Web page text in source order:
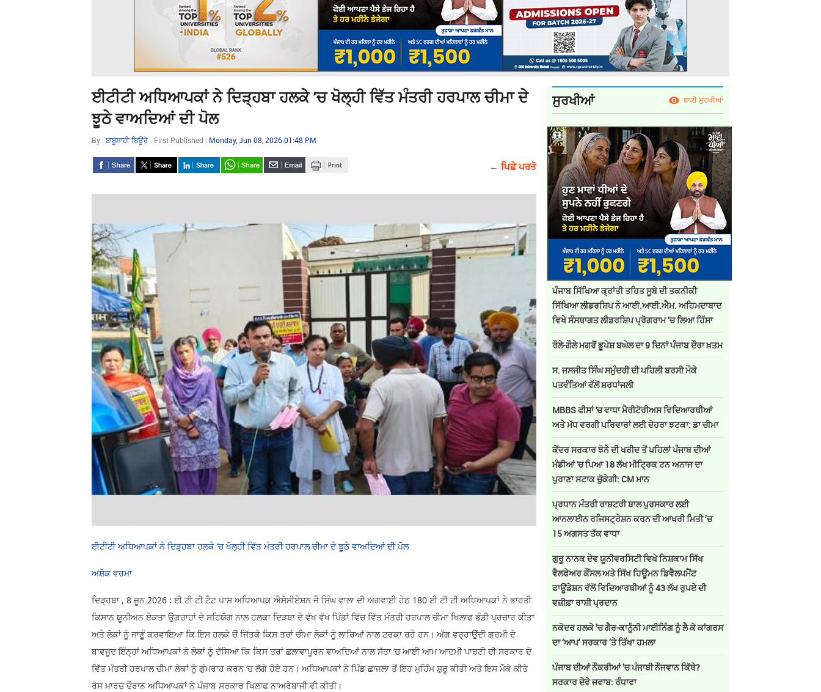
ਈਟੀਟੀ ਅਧਿਆਪਕਾਂ ਨੇ ਦਿੜ੍ਹਬਾ ਹਲਕੇ ’ਚ ਖੋਲ੍ਹੀ ਵਿੱਤ ਮੰਤਰੀ ਹਰਪਾਲ ਚੀਮਾ ਦੇ
ਝੂਠੇ ਵਾਅਦਿਆਂ ਦੀ ਪੋਲ
By : ਬਾਬੂਸ਼ਾਹੀ ਬਿਊਰੋ First Published : Monday, Jun 08, 2026 01:48 PM
← ਪਿਛੇ ਪਰਤੋ
ਈਟੀਟੀ ਅਧਿਆਪਕਾਂ ਨੇ ਦਿੜ੍ਹਬਾ ਹਲਕੇ ’ਚ ਖੋਲ੍ਹੀ ਵਿੱਤ ਮੰਤਰੀ ਹਰਪਾਲ ਚੀਮਾ ਦੇ ਝੂਠੇ ਵਾਅਦਿਆਂ ਦੀ ਪੋਲ
ਅਸ਼ੋਕ ਵਰਮਾ
ਦਿੜ੍ਹਬਾ , 8 ਜੂਨ 2026 : ਈ ਟੀ ਟੀ ਟੈਟ ਪਾਸ ਅਧਿਆਪਕ ਐਸੋਸੀਏਸ਼ਨ ਜੈ ਸਿੰਘ ਵਾਲਾ ਦੀ ਅਗਵਾਈ ਹੇਠ 180 ਈ ਟੀ ਟੀ ਅਧਿਆਪਕਾਂ ਨੇ ਭਾਰਤੀ
ਕਿਸਾਨ ਯੂਨੀਅਨ ਏਕਤਾ ਉਗਰਾਹਾਂ ਦੇ ਸਹਿਯੋਗ ਨਾਲ ਹਲਕਾ ਦਿੜਬਾ ਦੇ ਵੱਖ ਵੱਖ ਪਿੰਡਾਂ ਵਿੱਚ ਵਿੱਤ ਮੰਤਰੀ ਹਰਪਾਲ ਚੀਮਾ ਖਿਲਾਫ ਭੰਡੀ ਪ੍ਰਚਾਰ ਕੀਤਾ
ਅਤੇ ਲੋਕਾਂ ਨੂੰ ਜਾਣੂੰ ਕਰਵਾਇਆ ਕਿ ਇਸ ਹਲਕੇ ਚੋਂ ਜਿੱਤਕੇ ਕਿਸ ਤਰਾਂ ਚੀਮਾ ਲੋਕਾਂ ਨੂੰ ਲਾਰਿਆਂ ਨਾਲ ਟਰਕਾ ਰਹੇ ਹਨ। ਅੱਗ ਵਰ੍ਹਾਉਂਦੀ ਗਰਮੀ ਦੇ
ਬਾਵਜੂਦ ਇੰਨ੍ਹਾਂ ਅਧਿਆਪਕਾਂ ਨੇ ਲੋਕਾਂ ਨੂੰ ਦੱਸਿਆ ਕਿ ਕਿਸ ਤਰਾਂ ਛਲਾਵਾਪੂਰਨ ਵਾਅਦਿਆਂ ਨਾਲ ਸੱਤਾ ’ਚ ਆਈ ਆਮ ਆਦਮੀ ਪਾਰਟੀ ਦੀ ਸਰਕਾਰ ਦੇ
ਵਿੱਤ ਮੰਤਰੀ ਹਰਪਾਲ ਚੀਮਾ ਲੋਕਾਂ ਨੂੰ ਗੁੰਮਰਾਹ ਕਰਨ ’ਚ ਲੱਗੇ ਹੋਏ ਹਨ। ਅਧਿਆਪਕਾਂ ਨੇ ਪਿੰਡ ਛਾਜਲਾ ਤੋਂ ਇਹ ਮੁਹਿੰਮ ਸ਼ੁਰੂ ਕੀਤੀ ਅਤੇ ਇਸ ਮੌਕੇ ਕੀਤੇ
ਰੋਸ ਮਾਰਚ ਦੌਰਾਨ ਅਧਿਆਪਕਾਂ ਨੇ ਪੰਜਾਬ ਸਰਕਾਰ ਖਿਲਾਫ ਨਾਅਰੇਬਾਜੀ ਵੀ ਕੀਤੀ।
ਸੁਰਖੀਆਂ ਬਾਕੀ ਸੁਰਖੀਆਂ
ਪੰਜਾਬ ਸਿੱਖਿਆ ਕ੍ਰਾਂਤੀ ਤਹਿਤ ਸੂਬੇ ਦੀ ਤਕਨੀਕੀ
ਸਿੱਖਿਆ ਲੀਡਰਸ਼ਿਪ ਨੇ ਆਈ.ਆਈ.ਐਮ. ਅਹਿਮਦਾਬਾਦ
ਵਿਖੇ ਸੰਸਥਾਗਤ ਲੀਡਰਸ਼ਿਪ ਪ੍ਰੋਗਰਾਮ ‘ਚ ਲਿਆ ਹਿੱਸਾ
ਰੌਲੇ-ਗੌਲੇ ਮਗਰੋਂ ਭੂਪੇਸ਼ ਬਘੇਲ ਦਾ 9 ਦਿਨਾਂ ਪੰਜਾਬ ਦੌਰਾ ਖ਼ਤਮ
ਸ. ਜਸਜੀਤ ਸਿੰਘ ਸਮੁੰਦਰੀ ਦੀ ਪਹਿਲੀ ਬਰਸੀ ਮੌਕੇ
ਪਤਵੰਤਿਆਂ ਵੱਲੋਂ ਸ਼ਰਧਾਂਜਲੀ
MBBS ਫੀਸਾਂ 'ਚ ਵਾਧਾ ਮੈਰੀਟੋਰੀਅਸ ਵਿਦਿਆਰਥੀਆਂ
ਅਤੇ ਮੱਧ ਵਰਗੀ ਪਰਿਵਾਰਾਂ ਲਈ ਦੋਹਰਾ ਝਟਕਾ: ਡਾ ਚੀਮਾ
ਕੇਂਦਰ ਸਰਕਾਰ ਝੋਨੇ ਦੀ ਖਰੀਦ ਤੋਂ ਪਹਿਲਾਂ ਪੰਜਾਬ ਦੀਆਂ
ਮੰਡੀਆਂ 'ਚ ਪਿਆ 18 ਲੱਖ ਮੀਟ੍ਰਿਕ ਟਨ ਅਨਾਜ ਦਾ
ਪੁਰਾਣਾ ਸਟਾਕ ਚੁੱਕੇਗੀ: CM ਮਾਨ
ਪ੍ਰਧਾਨ ਮੰਤਰੀ ਰਾਸ਼ਟਰੀ ਬਾਲ ਪੁਰਸਕਾਰ ਲਈ
ਆਨਲਾਈਨ ਰਜਿਸਟ੍ਰੇਸ਼ਨ ਕਰਨ ਦੀ ਆਖਰੀ ਮਿਤੀ ’ਚ
15 ਅਗਸਤ ਤੱਕ ਵਾਧਾ
ਗੁਰੂ ਨਾਨਕ ਦੇਵ ਯੂਨੀਵਰਸਿਟੀ ਵਿਖੇ ਨਿਸ਼ਕਾਮ ਸਿੱਖ
ਵੈਲਫੇਅਰ ਕੌਂਸਲ ਅਤੇ ਸਿੱਖ ਹਿਊਮਨ ਡਿਵੈਲਪਮੈਂਟ
ਫਾਊਂਡੇਸ਼ਨ ਵੱਲੋਂ ਵਿਦਿਆਰਥੀਆਂ ਨੂੰ 43 ਲੱਖ ਰੁਪਏ ਦੀ
ਵਜ਼ੀਫ਼ਾ ਰਾਸ਼ੀ ਪ੍ਰਦਾਨ
ਨਕੋਦਰ ਹਲਕੇ ’ਚ ਗੈਰ-ਕਾਨੂੰਨੀ ਮਾਈਨਿੰਗ ਨੂੰ ਲੈ ਕੇ ਕਾਂਗਰਸ
ਦਾ ‘ਆਪ’ ਸਰਕਾਰ ’ਤੇ ਤਿੱਖਾ ਹਮਲਾ
ਪੰਜਾਬ ਦੀਆਂ ਨੌਕਰੀਆਂ ’ਚ ਪੰਜਾਬੀ ਨੌਜਵਾਨ ਕਿੱਥੇ?
ਸਰਕਾਰ ਦੇਵੇ ਜਵਾਬ: ਰੰਧਾਵਾ